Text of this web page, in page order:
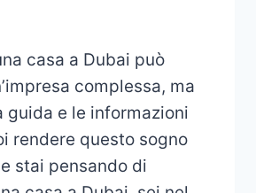
casa a Dubai può
complessa, ma
guida e le informazioni
rendere questo sogno
stai pensando di